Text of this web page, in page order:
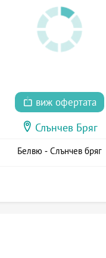
виж офертата
Слънчев Бряг
Белвю - Слънчев бряг